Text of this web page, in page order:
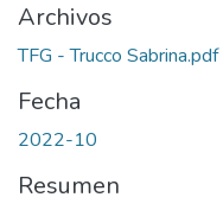
Archivos
TFG - Trucco Sabrina.pdf
Fecha
2022-10
Resumen